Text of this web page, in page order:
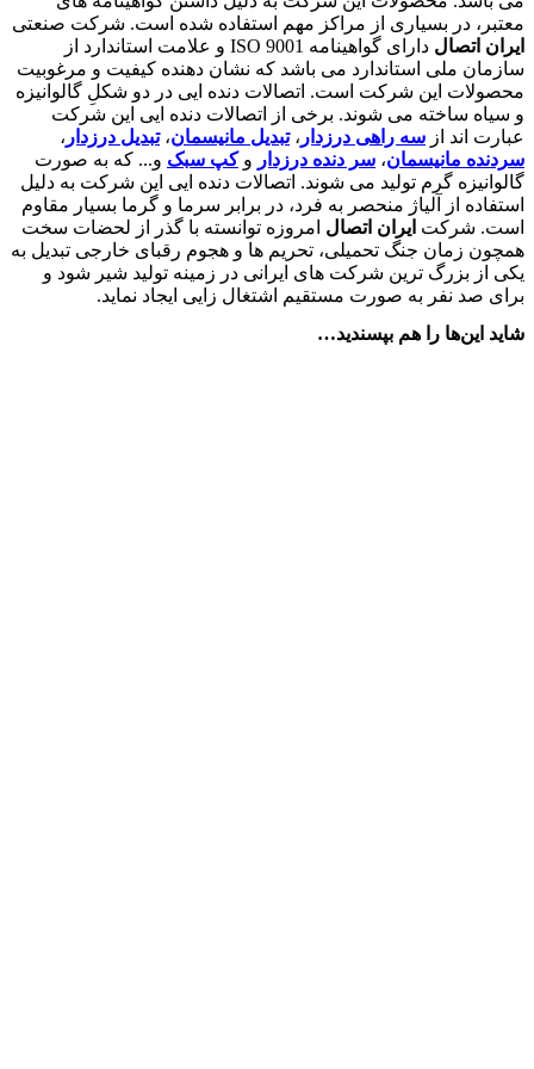
معتبر، در بسیاری از مراکز مهم استفاده شده است. شرکت صنعتی
ایران اتصال
دارای گواهینامه ISO 9001 و علامت استاندارد از
سازمان ملی استاندارد می باشد که نشان دهنده کیفیت و مرغوبیت
محصولات این شرکت است. اتصالات دنده ایی در دو شکلِ گالوانیزه
و سیاه ساخته می شوند. برخی از اتصالات دنده ایی این شرکت
عبارت اند از سه راهی درزدار ،تبدیل مانیسمان،تبدیل درزدار ،
سردنده مانیسمان، سر دنده درزدار وکپ سبک و... که به صورت
گالوانیزه گرم تولید می شوند. اتصالات دنده ایی این شرکت به دلیل
استفاده از آلیاژ منحصر به فرد، در برابر سرما و گرما بسیار مقاوم
است. شرکت ایران اتصال امروزه توانسته با گذر از لحضات سخت
همچون زمان جنگ تحمیلی، تحریم ها و هجوم رقبای خارجی تبدیل به
یکی از بزرگ ترین شرکت های ایرانی در زمینه تولید شیر شود و
برای صد نفر به صورت مستقیم اشتغال زایی ایجاد نماید.
شاید این‌ها را هم بپسندید…